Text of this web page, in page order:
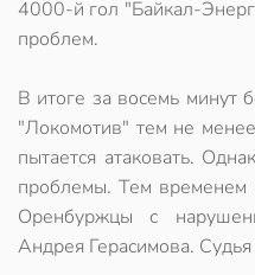
4000-й гол "Байкал-
проблем.
В итоге за восемь минут
"Локомотив" тем не
пытается атаковать.
проблемы. Тем временем
Оренбуржцы с
Андрея Герасимова. Судья